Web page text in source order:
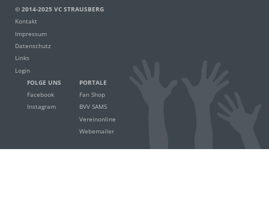
© 2014-2025 VC STRAUSBERG
Kontakt
Impressum
Datenschutz
Links
Login
FOLGE UNS
Facebook
Instagram
PORTALE
Fan Shop
BVV SAMS
Vereinonline
Webemailer